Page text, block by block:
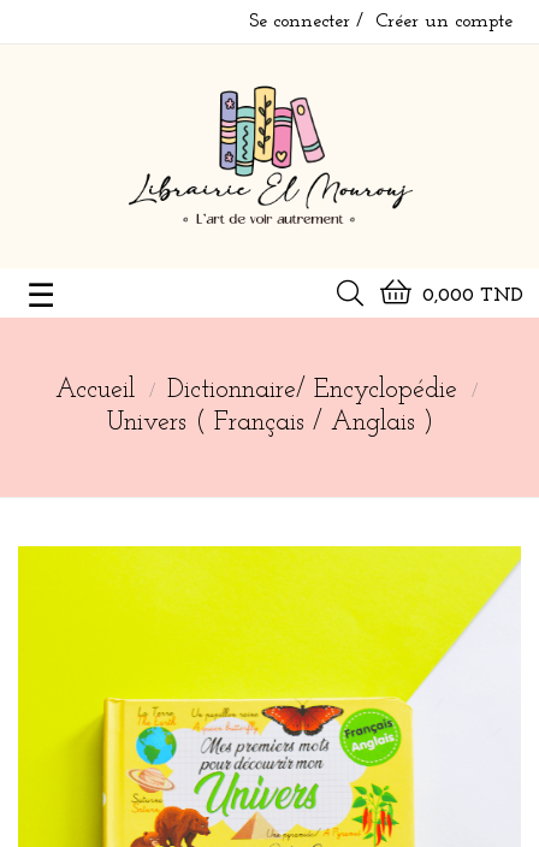
Se connecter Créer un compte
0,000 TND
Basculer
☰
Accueil
Dictionnaire/ Encyclopédie
Univers ( Français / Anglais )